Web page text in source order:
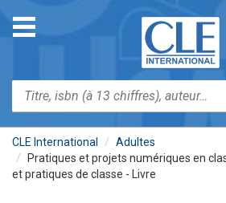
contenu
Toggle
navigation
Rechercher
CLE International
Adultes
Pratiques et projets numériques en
et pratiques de classe - Livre